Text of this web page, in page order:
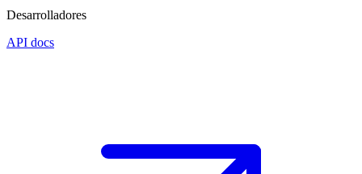
Desarrolladores
API docs